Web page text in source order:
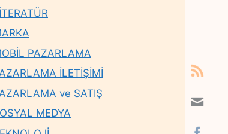
PAZARLAMA
İLETİŞİMİ
ve SATIŞ
MEDYA